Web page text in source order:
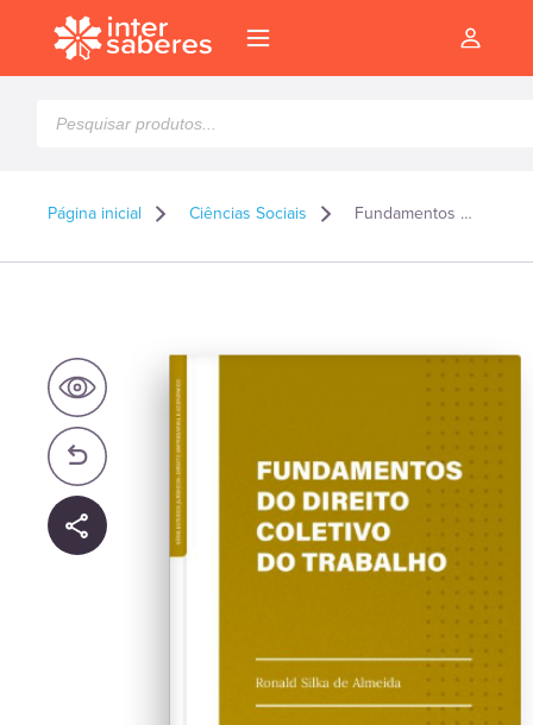
produtos
Página inicial Ciências Sociais Fundamentos do direito coletivo do trabalho